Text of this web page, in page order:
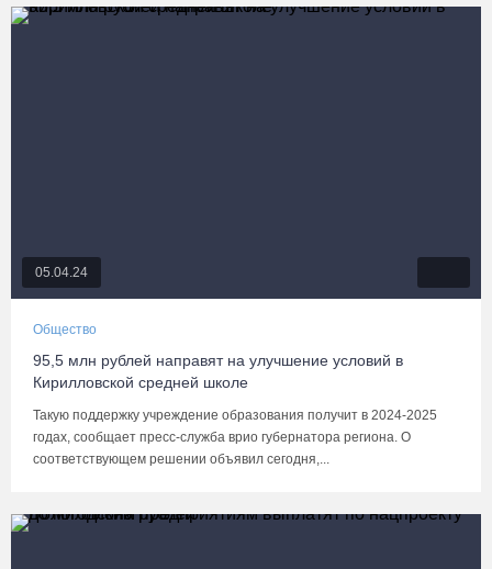
05.04.24
Общество
95,5 млн рублей направят на улучшение условий в
Кирилловской средней школе
Такую поддержку учреждение образования получит в 2024-2025
годах, сообщает пресс-служба врио губернатора региона. О
соответствующем решении объявил сегодня,...